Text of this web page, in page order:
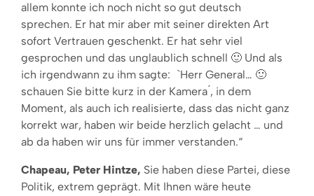
allem konnte ich noch nicht so gut deutsch
sprechen. Er hat mir aber mit seiner direkten Art
sofort Vertrauen geschenkt. Er hat sehr viel
gesprochen und das unglaublich schnell 🙂 Und als
ich irgendwann zu ihm sagte: `Herr General… 🙂
schauen Sie bitte kurz in der Kamera ́, in dem
Moment, als auch ich realisierte, dass das nicht ganz
korrekt war, haben wir beide herzlich gelacht … und
ab da haben wir uns für immer verstanden.“
Chapeau, Peter Hintze, Sie haben diese Partei, diese
Politik, extrem geprägt. Mit Ihnen wäre heute